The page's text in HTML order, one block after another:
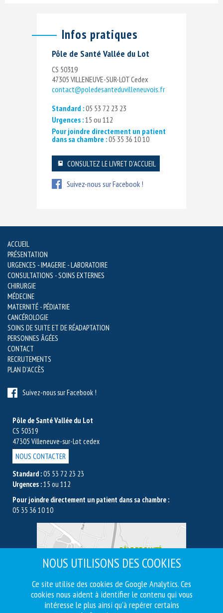
Infos pratiques
Pôle de Santé Vallée du Lot
CS 50319
47305 VILLENEUVE-SUR-LOT Cedex
contact@poledesanteduvilleneuvois.fr
Standard :05 53 72 23 23
Urgences :15 ou 112
Pour joindre directement un patient
dans sa chambre :05 35 36 10 10
CONSULTEZ LE LIVRET D'ACCUEIL
Suivez-nous sur Facebook !
ACCUEIL
PRÉSENTATION
URGENCES - IMAGERIE - LABORATOIRE
CONSULTATIONS - SOINS EXTERNES
CHIRURGIE
MÉDECINE
MATERNITÉ - PÉDIATRIE
CANCÉROLOGIE
SOINS DE SUITE ET DE RÉADAPTATION
PERSONNES ÂGÉES
CONTACT
RECRUTEMENTS
PLAN D'ACCÈS
Suivez-nous sur Facebook !
Pôle de Santé Vallée du Lot
CS 50319
47305 Villeneuve-sur-Lot cedex
NOUS CONTACTER
Standard :05 53 72 23 23
Urgences :15 ou 112
Pour joindre directement un patient dans sa chambre :
05 35 36 10 10
NOUS UTILISONS DES COOKIES
Ce site utilise des cookies de Google Analytics. Ces
cookies nous aident à identifier le contenu qui vous
intéresse le plus ainsi qu'à repérer certains